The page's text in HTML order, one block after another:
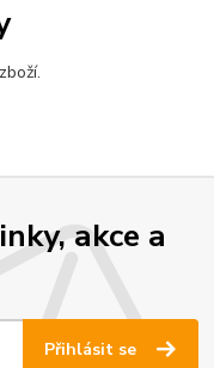
akce a
Přihlásit se